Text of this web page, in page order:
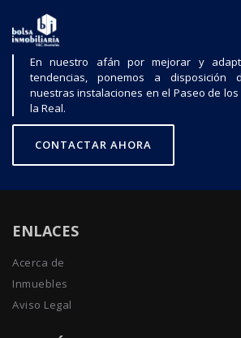
En nuestro afán por mejorar y
tendencias, ponemos a disposición
nuestras instalaciones en el Paseo de los
la Real.
CONTACTAR AHORA
ENLACES
Acerca de
Inmuebles
Aviso Legal